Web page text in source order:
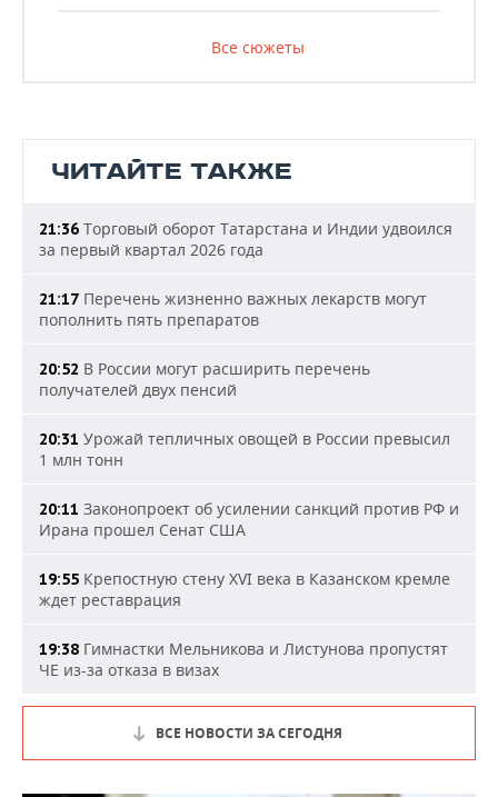
Все сюжеты
ЧИТАЙТЕ ТАКЖЕ
21:36 Торговый оборот Татарстана и Индии удвоился
за первый квартал 2026 года
21:17 Перечень жизненно важных лекарств могут
пополнить пять препаратов
20:52 В России могут расширить перечень
получателей двух пенсий
20:31 Урожай тепличных овощей в России превысил
1 млн тонн
20:11 Законопроект об усилении санкций против РФ и
Ирана прошел Сенат США
19:55 Крепостную стену XVI века в Казанском кремле
ждет реставрация
19:38 Гимнастки Мельникова и Листунова пропустят
ЧЕ из-за отказа в визах
ВСЕ НОВОСТИ ЗА СЕГОДНЯ